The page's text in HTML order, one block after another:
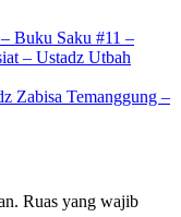
Buku Saku #11 –
– Ustadz Utbah
Zabisa Temanggung –
Ruas yang wajib